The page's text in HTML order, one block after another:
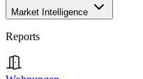
Market Intelligence
Reports